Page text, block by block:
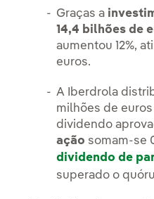
Graças a
14,4 bilhões de
aumentou 12%,
euros.
A Iberdrola
milhões de
dividendo
ação somam-se
dividendo de
superado o